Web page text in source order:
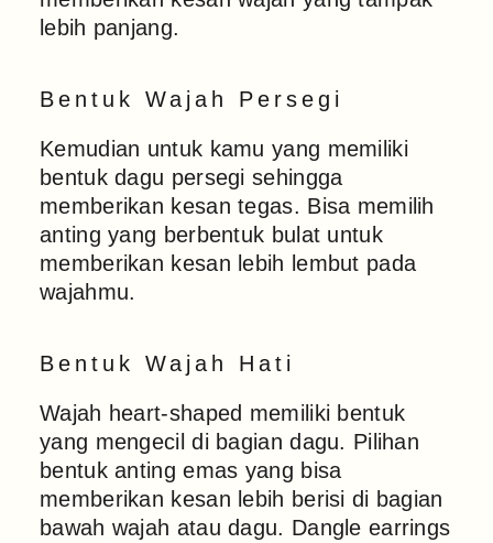
lebih panjang.
Bentuk Wajah Persegi
Kemudian untuk kamu yang memiliki
bentuk dagu persegi sehingga
memberikan kesan tegas. Bisa memilih
anting yang berbentuk bulat untuk
memberikan kesan lebih lembut pada
wajahmu.
Bentuk Wajah Hati
Wajah heart-shaped memiliki bentuk
yang mengecil di bagian dagu. Pilihan
bentuk anting emas yang bisa
memberikan kesan lebih berisi di bagian
bawah wajah atau dagu. Dangle earrings